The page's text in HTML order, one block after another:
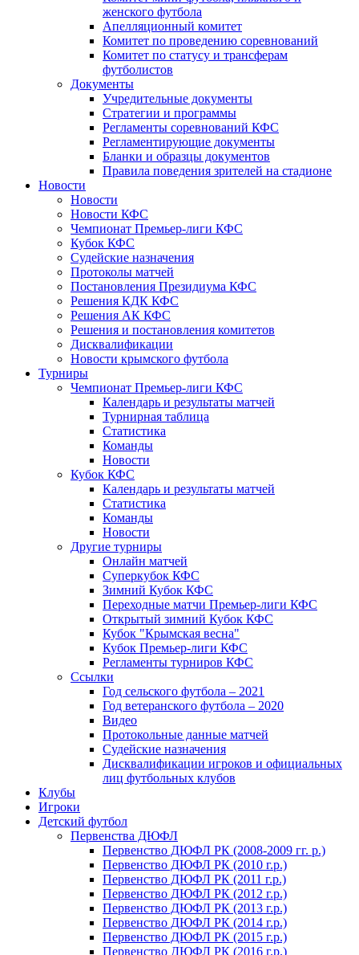
женского футбола
Апелляционный комитет
Комитет по проведению соревнований
Комитет по статусу и трансферам
футболистов
Документы
Учредительные документы
Стратегии и программы
Регламенты соревнований КФС
Регламентирующие документы
Бланки и образцы документов
Правила поведения зрителей на стадионе
Новости
Новости
Новости КФС
Чемпионат Премьер-лиги КФС
Кубок КФС
Судейские назначения
Протоколы матчей
Постановления Президиума КФС
Решения КДК КФС
Решения АК КФС
Решения и постановления комитетов
Дисквалификации
Новости крымского футбола
Турниры
Чемпионат Премьер-лиги КФС
Календарь и результаты матчей
Турнирная таблица
Статистика
Команды
Новости
Кубок КФС
Календарь и результаты матчей
Статистика
Команды
Новости
Другие турниры
Онлайн матчей
Суперкубок КФС
Зимний Кубок КФС
Переходные матчи Премьер-лиги КФС
Открытый зимний Кубок КФС
Кубок "Крымская весна"
Кубок Премьер-лиги КФС
Регламенты турниров КФС
Ссылки
Год сельского футбола – 2021
Год ветеранского футбола – 2020
Видео
Протокольные данные матчей
Судейские назначения
Дисквалификации игроков и официальных
лиц футбольных клубов
Клубы
Игроки
Детский футбол
Первенства ДЮФЛ
Первенство ДЮФЛ РК (2008-2009 гг. р.)
Первенство ДЮФЛ РК (2010 г.р.)
Первенство ДЮФЛ РК (2011 г.р.)
Первенство ДЮФЛ РК (2012 г.р.)
Первенство ДЮФЛ РК (2013 г.р.)
Первенство ДЮФЛ РК (2014 г.р.)
Первенство ДЮФЛ РК (2015 г.р.)
Первенство ДЮФЛ РК (2016 г.р.)